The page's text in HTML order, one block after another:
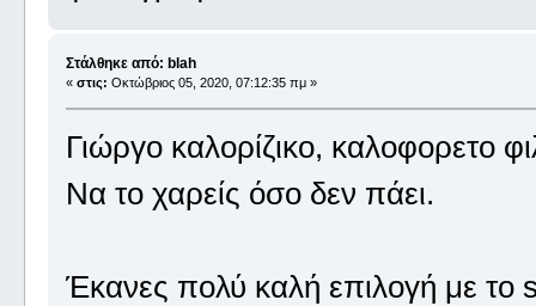
Στάλθηκε από: blah
« στις: Οκτώβριος 05, 2020, 07:12:35 πμ »
Γιώργο καλορίζικο, καλοφορετο
Να το χαρείς όσο δεν πάει.
Έκανες πολύ καλή επιλογή με το